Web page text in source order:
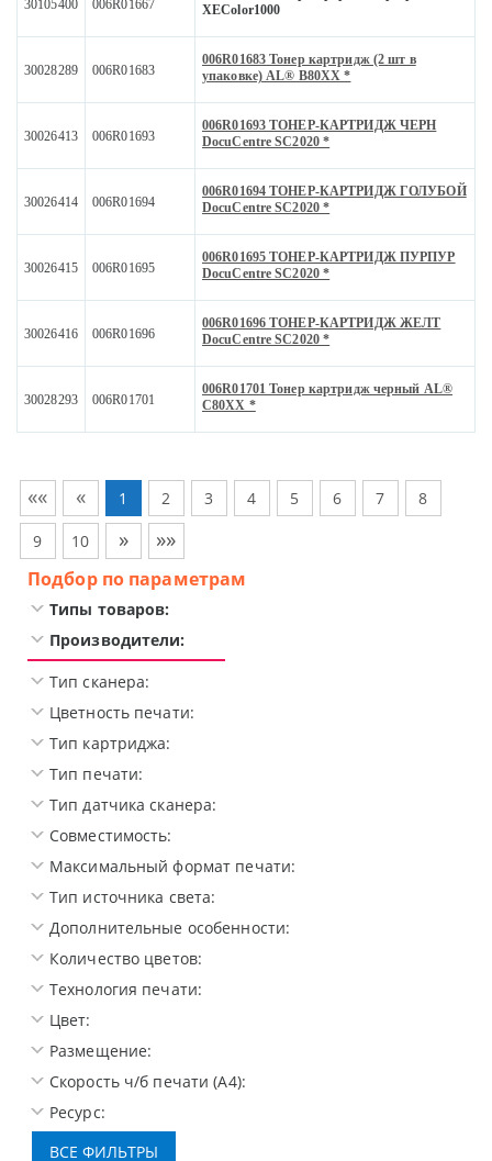
30105400 006R01667
XEColor1000
30028289 006R01683
006R01683 Тонер картридж (2 шт в
упаковке) AL® B80XX *
30026413 006R01693
006R01693 ТОНЕР-КАРТРИДЖ ЧЕРН
DocuCentre SC2020 *
30026414 006R01694
006R01694 ТОНЕР-КАРТРИДЖ ГОЛУБОЙ
DocuCentre SC2020 *
30026415 006R01695
006R01695 ТОНЕР-КАРТРИДЖ ПУРПУР
DocuCentre SC2020 *
30026416 006R01696
006R01696 ТОНЕР-КАРТРИДЖ ЖЕЛТ
DocuCentre SC2020 *
30028293 006R01701
006R01701 Тонер картридж черный AL®
С80XX *
«« « 1 2 3 4 5 6 7 8
9 10 » »»
Подбор по параметрам
Типы товаров:
Производители:
Тип сканера:
Цветность печати:
Тип картриджа:
Тип печати:
Тип датчика сканера:
Совместимость:
Максимальный формат печати:
Тип источника света:
Дополнительные особенности:
Количество цветов:
Технология печати:
Цвет:
Размещение:
Скорость ч/б печати (A4):
Ресурс: